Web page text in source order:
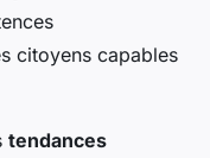
citoyens capables
tendances